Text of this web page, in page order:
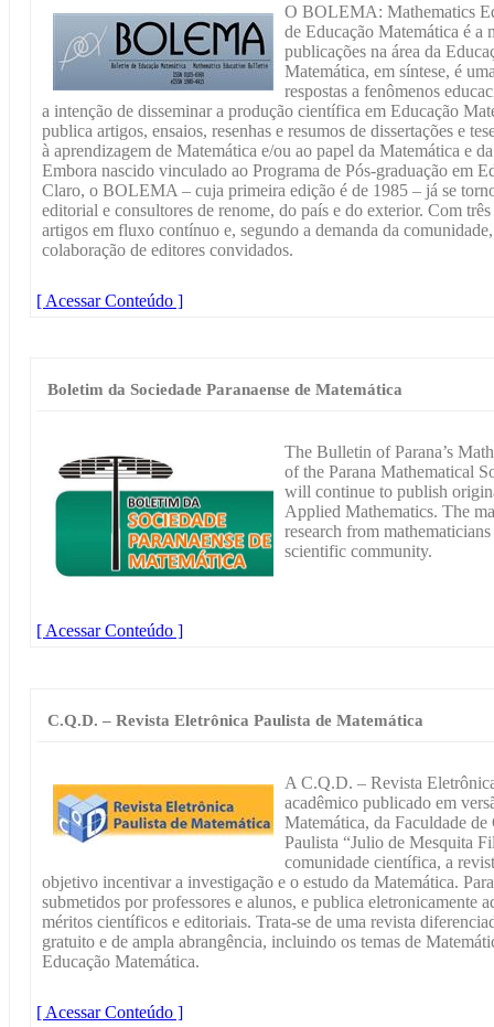
O BOLEMA: Mathematics
de Educação Matemática é a
publicações na área da
Matemática, em síntese, é
respostas a fenômenos
a intenção de disseminar a produção científica em Educação
publica artigos, ensaios, resenhas e resumos de dissertações e
à aprendizagem de Matemática e/ou ao papel da Matemática e
Embora nascido vinculado ao Programa de Pós-graduação em
Claro, o BOLEMA – cuja primeira edição é de 1985 – já se
editorial e consultores de renome, do país e do exterior. Com
artigos em fluxo contínuo e, segundo a demanda da
colaboração de editores convidados.
[ Acessar Conteúdo ]
Boletim da Sociedade Paranaense de Matemática
The Bulletin of Parana’s
of the Parana Mathematical
will continue to publish
Applied Mathematics. The
research from
scientific community.
[ Acessar Conteúdo ]
C.Q.D. – Revista Eletrônica Paulista de Matemática
A C.Q.D. – Revista
acadêmico publicado em
Matemática, da Faculdade
Paulista “Julio de Mesquita
comunidade científica, a
objetivo incentivar a investigação e o estudo da Matemática.
submetidos por professores e alunos, e publica eletronicamente
méritos científicos e editoriais. Trata-se de uma revista
gratuito e de ampla abrangência, incluindo os temas de
Educação Matemática.
[ Acessar Conteúdo ]